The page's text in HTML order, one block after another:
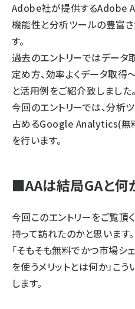
Adobe社が提供するAdobe
機能性と分析ツールの豊富
す。
過去のエントリーではデータ
定め方、効率よくデータ取
と活用例をご紹介致しました。
今回のエントリーでは、分析
占めるGoogle Analytics(無
を行います。
■AAは結局GAと何
今回このエントリーをご覧頂
持って訪れたのかと思います。
「そもそも無料でかつ市場シ
を使うメリットとは何か」こ
します。